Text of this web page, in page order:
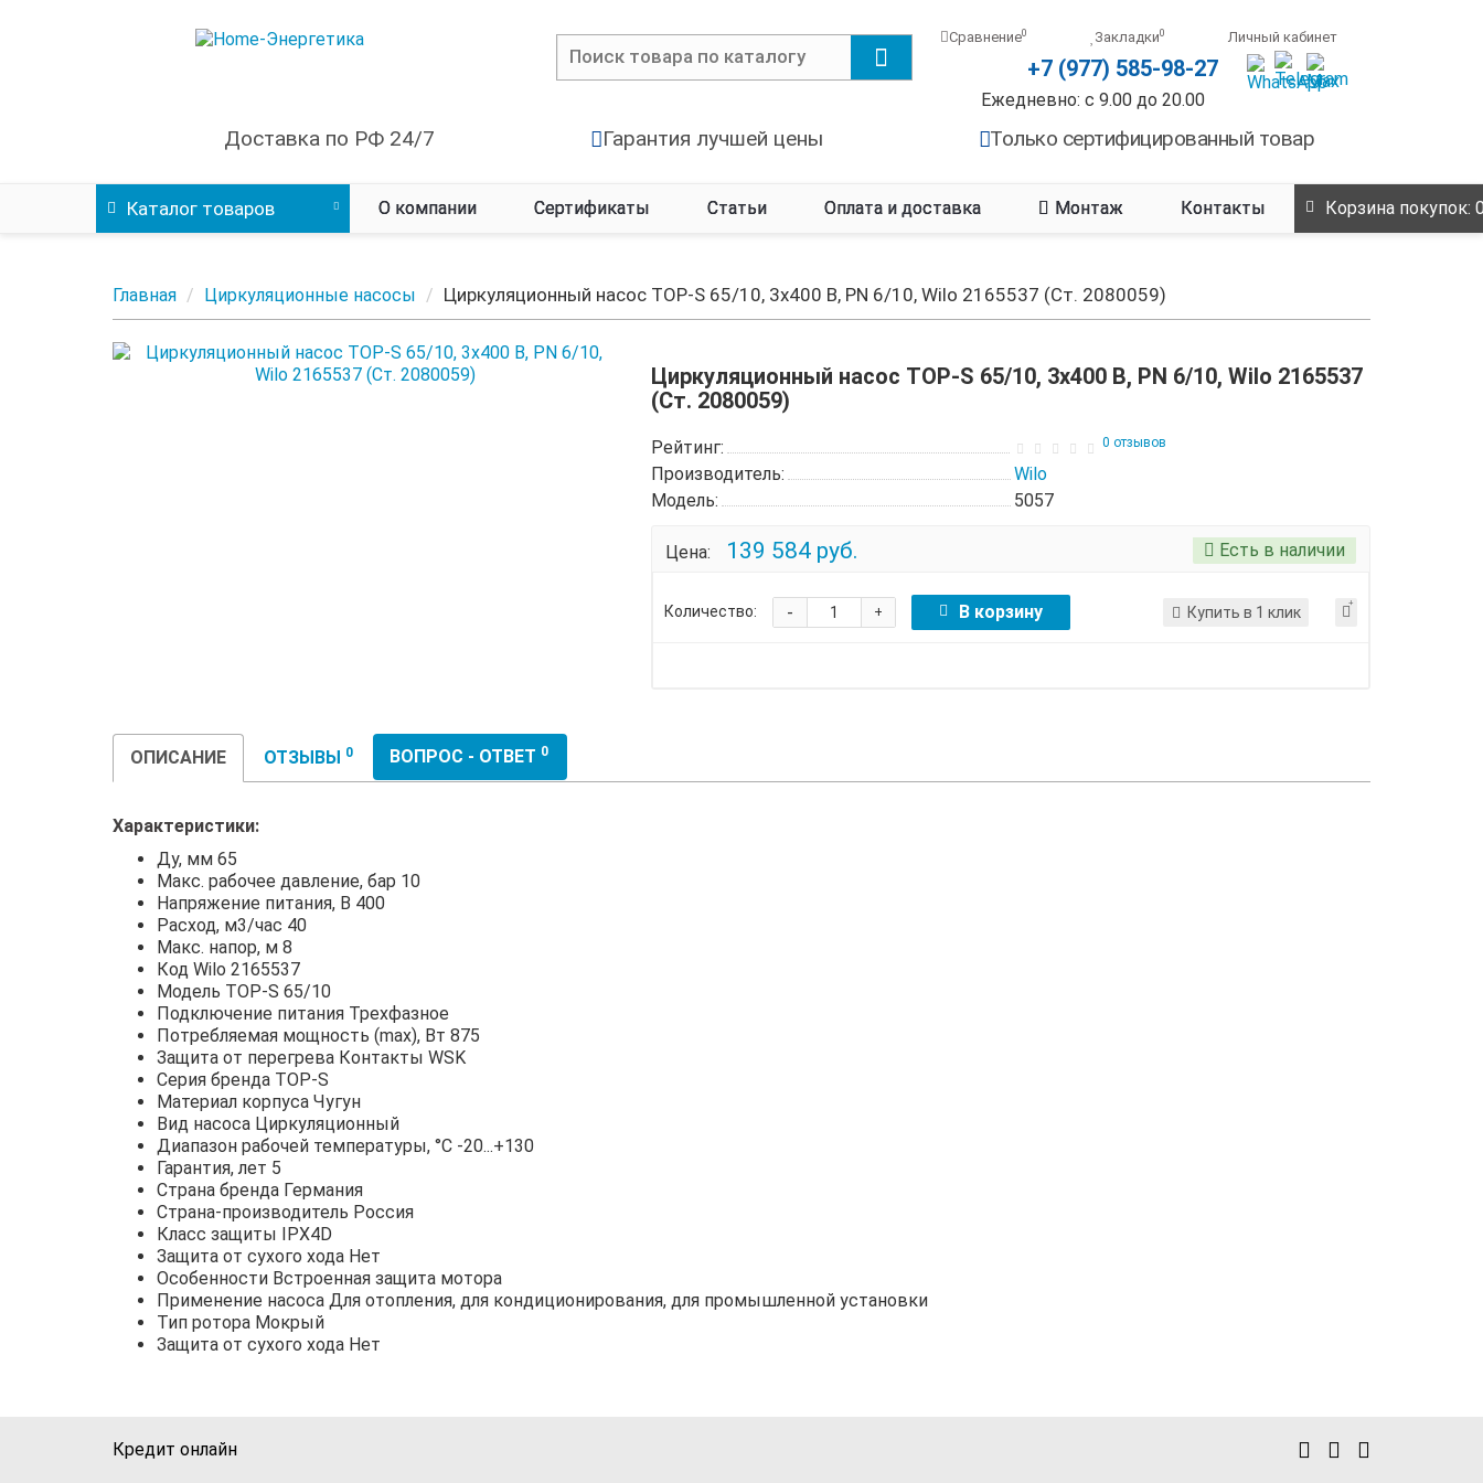
Сравнение0 Закладки0 Личный кабинет
+7 (977) 585-98-27
Ежедневно: с 9.00 до 20.00
Доставка по РФ 24/7 Гарантия лучшей цены Только сертифицированный товар
Каталог товаров О компании Сертификаты Статьи Оплата и доставка Монтаж Контакты Корзина покупок:
Главная Циркуляционные насосы Циркуляционный насос TOP-S 65/10, 3x400 B, PN 6/10, Wilo 2165537 (Ст. 2080059)
Циркуляционный насос TOP-S 65/10, 3x400 B, PN 6/10, Wilo 2165537
(Ст. 2080059)
Рейтинг: 0 отзывов
Производитель:
Wilo
Модель:
5057
Цена: 139 584 руб. Есть в наличии
Количество: +
- В корзину Купить в 1 клик
ОПИСАНИЕ ОТЗЫВЫ 0 ВОПРОС - ОТВЕТ 0
Характеристики:
Ду, мм 65
Макс. рабочее давление, бар 10
Напряжение питания, В 400
Расход, м3/час 40
Макс. напор, м 8
Код Wilo 2165537
Модель TOP-S 65/10
Подключение питания Трехфазное
Потребляемая мощность (max), Вт 875
Защита от перегрева Контакты WSK
Серия бренда TOP-S
Материал корпуса Чугун
Вид насоса Циркуляционный
Диапазон рабочей температуры, °С -20...+130
Гарантия, лет 5
Страна бренда Германия
Страна-производитель Россия
Класс защиты IPX4D
Защита от сухого хода Нет
Особенности Встроенная защита мотора
Применение насоса Для отопления, для кондиционирования, для промышленной установки
Тип ротора Мокрый
Защита от сухого хода Нет
Кредит онлайн